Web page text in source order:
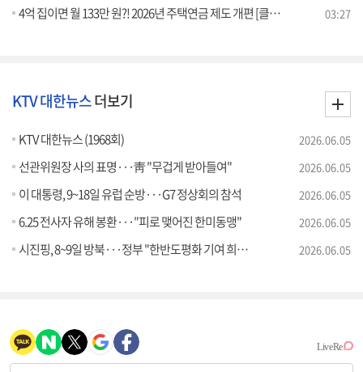
4억 집이면 월 133만 원?! 2026년 주택연금 제도 개편 [클릭K+] 03:27
KTV 대한뉴스더보기
KTV 대한뉴스 (1968회) 2026.06.05
선관위원장 사의 표명···靑 "무겁게 받아들여" 2026.06.05
이 대통령, 9~18일 유럽 순방···G7 정상회의 참석 2026.06.05
6.25 전사자 유해 봉환···"피로 맺어진 한미동맹" 2026.06.05
시진핑, 8~9일 방북···정부 "한반도평화 기여 희망" 2026.06.05